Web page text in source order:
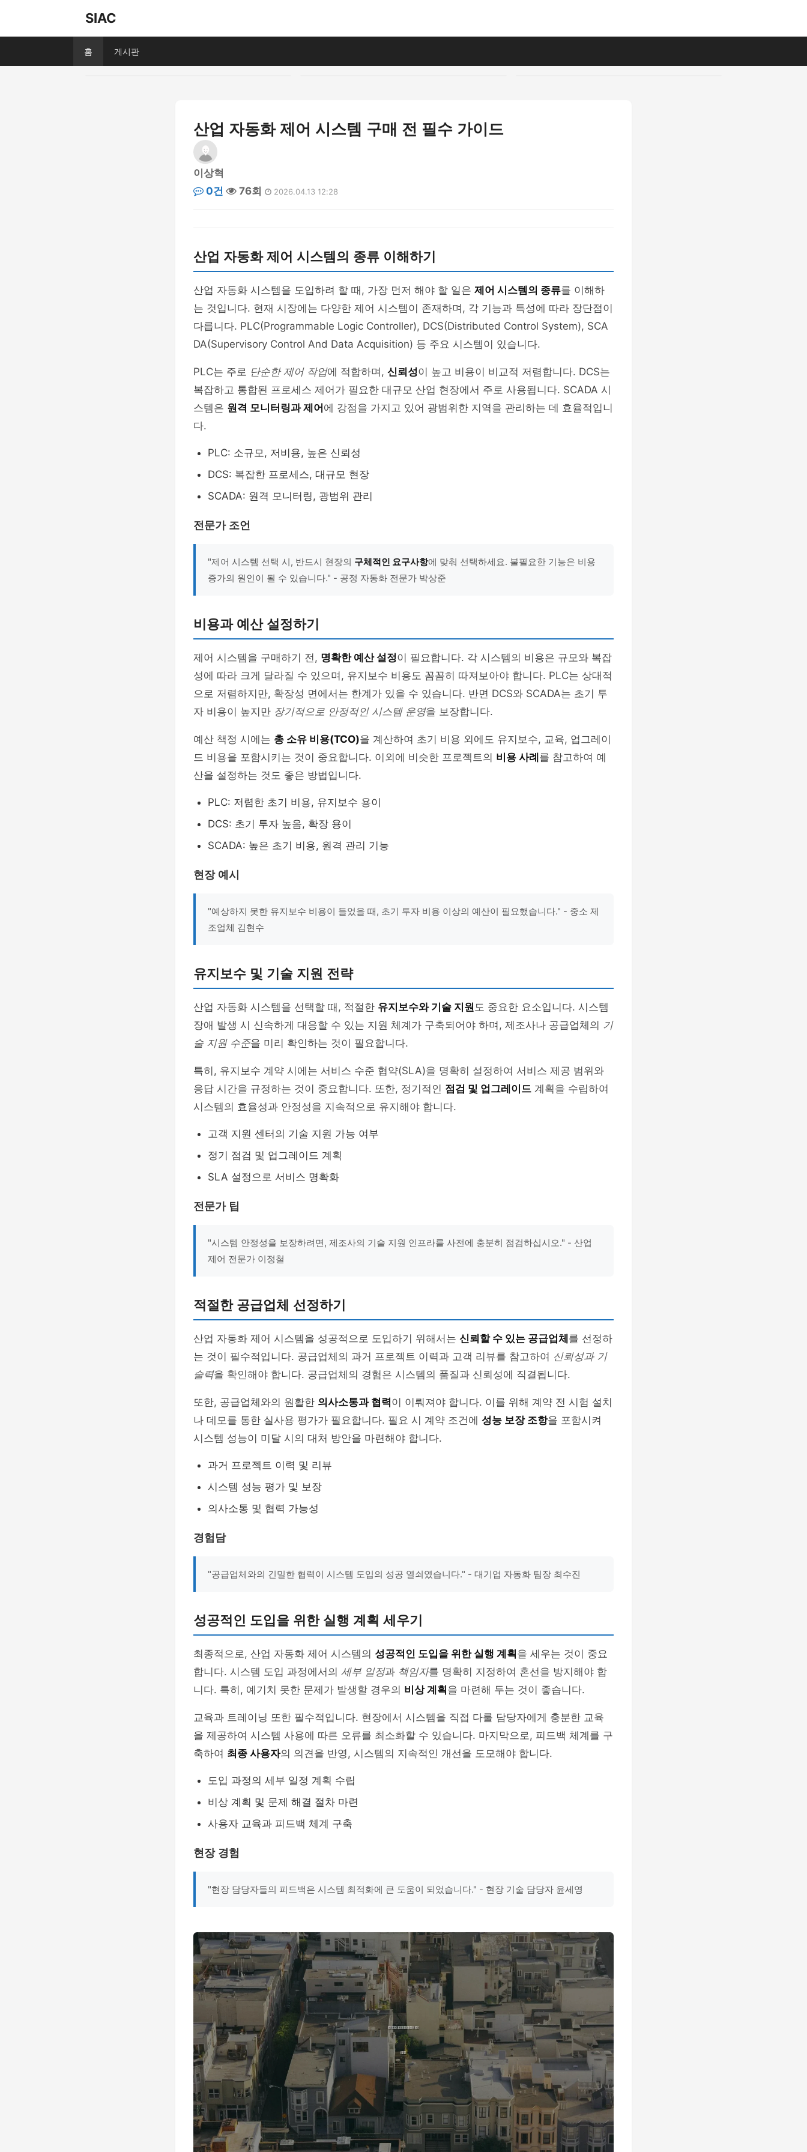
SIAC
홈 게시판
산업 자동화 제어 시스템 구매 전 필수 가이드
이상혁
0건
76회 2026.04.13 12:28
산업 자동화 제어 시스템의 종류 이해하기
산업 자동화 시스템을 도입하려 할 때, 가장 먼저 해야 할 일은 제어 시스템의 종류를 이해하
는 것입니다. 현재 시장에는 다양한 제어 시스템이 존재하며, 각 기능과 특성에 따라 장단점이
다릅니다. PLC(Programmable Logic Controller), DCS(Distributed Control System), SCA
DA(Supervisory Control And Data Acquisition) 등 주요 시스템이 있습니다.
PLC는 주로 단순한 제어 작업에 적합하며, 신뢰성이 높고 비용이 비교적 저렴합니다. DCS는
복잡하고 통합된 프로세스 제어가 필요한 대규모 산업 현장에서 주로 사용됩니다. SCADA 시
스템은 원격 모니터링과 제어 에 강점을 가지고 있어 광범위한 지역을 관리하는 데 효율적입니
다.
PLC: 소규모, 저비용, 높은 신뢰성
DCS: 복잡한 프로세스, 대규모 현장
SCADA: 원격 모니터링, 광범위 관리
전문가 조언
"제어 시스템 선택 시, 반드시 현장의 구체적인 요구사항에 맞춰 선택하세요. 불필요한 기능은 비용
증가의 원인이 될 수 있습니다." - 공정 자동화 전문가 박상준
비용과 예산 설정하기
제어 시스템을 구매하기 전, 명확한 예산 설정이 필요합니다. 각 시스템의 비용은 규모와 복잡
성에 따라 크게 달라질 수 있으며, 유지보수 비용도 꼼꼼히 따져보아야 합니다. PLC는 상대적
으로 저렴하지만, 확장성 면에서는 한계가 있을 수 있습니다. 반면 DCS와 SCADA는 초기 투
자 비용이 높지만 장기적으로 안정적인 시스템 운영을 보장합니다.
예산 책정 시에는 총 소유 비용(TCO)을 계산하여 초기 비용 외에도 유지보수, 교육, 업그레이
드 비용을 포함시키는 것이 중요합니다. 이외에 비슷한 프로젝트의 비용 사례 를 참고하여 예
산을 설정하는 것도 좋은 방법입니다.
PLC: 저렴한 초기 비용, 유지보수 용이
DCS: 초기 투자 높음, 확장 용이
SCADA: 높은 초기 비용, 원격 관리 기능
현장 예시
"예상하지 못한 유지보수 비용이 들었을 때, 초기 투자 비용 이상의 예산이 필요했습니다." - 중소 제
조업체 김현수
유지보수 및 기술 지원 전략
산업 자동화 시스템을 선택할 때, 적절한 유지보수와 기술 지원도 중요한 요소입니다. 시스템
장애 발생 시 신속하게 대응할 수 있는 지원 체계가 구축되어야 하며, 제조사나 공급업체의 기
술 지원 수준을 미리 확인하는 것이 필요합니다.
특히, 유지보수 계약 시에는 서비스 수준 협약(SLA)을 명확히 설정하여 서비스 제공 범위와
응답 시간을 규정하는 것이 중요합니다. 또한, 정기적인 점검 및 업그레이드 계획을 수립하여
시스템의 효율성과 안정성을 지속적으로 유지해야 합니다.
고객 지원 센터의 기술 지원 가능 여부
정기 점검 및 업그레이드 계획
SLA 설정으로 서비스 명확화
전문가 팁
"시스템 안정성을 보장하려면, 제조사의 기술 지원 인프라를 사전에 충분히 점검하십시오." - 산업
제어 전문가 이정철
적절한 공급업체 선정하기
산업 자동화 제어 시스템을 성공적으로 도입하기 위해서는 신뢰할 수 있는 공급업체 를 선정하
는 것이 필수적입니다. 공급업체의 과거 프로젝트 이력과 고객 리뷰를 참고하여 신뢰성과 기
술력을 확인해야 합니다. 공급업체의 경험은 시스템의 품질과 신뢰성에 직결됩니다.
또한, 공급업체와의 원활한 의사소통과 협력이 이뤄져야 합니다. 이를 위해 계약 전 시험 설치
나 데모를 통한 실사용 평가가 필요합니다. 필요 시 계약 조건에 성능 보장 조항을 포함시켜
시스템 성능이 미달 시의 대처 방안을 마련해야 합니다.
과거 프로젝트 이력 및 리뷰
시스템 성능 평가 및 보장
의사소통 및 협력 가능성
경험담
"공급업체와의 긴밀한 협력이 시스템 도입의 성공 열쇠였습니다." - 대기업 자동화 팀장 최수진
성공적인 도입을 위한 실행 계획 세우기
최종적으로, 산업 자동화 제어 시스템의 성공적인 도입을 위한 실행 계획 을 세우는 것이 중요
합니다. 시스템 도입 과정에서의 세부 일정과 책임자를 명확히 지정하여 혼선을 방지해야 합
니다. 특히, 예기치 못한 문제가 발생할 경우의 비상 계획 을 마련해 두는 것이 좋습니다.
교육과 트레이닝 또한 필수적입니다. 현장에서 시스템을 직접 다룰 담당자에게 충분한 교육
을 제공하여 시스템 사용에 따른 오류를 최소화할 수 있습니다. 마지막으로, 피드백 체계를 구
축하여 최종 사용자의 의견을 반영, 시스템의 지속적인 개선을 도모해야 합니다.
도입 과정의 세부 일정 계획 수립
비상 계획 및 문제 해결 절차 마련
사용자 교육과 피드백 체계 구축
현장 경험
"현장 담당자들의 피드백은 시스템 최적화에 큰 도움이 되었습니다." - 현장 기술 담당자 윤세영